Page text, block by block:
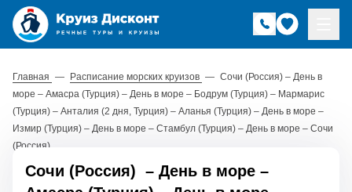
Главная — Расписание морских круизов — Сочи (Россия) – День в
море – Амасра (Турция) – День в море – Бодрум (Турция) – Мармарис
(Турция) – Анталия (2 дня, Турция) – Аланья (Турция) – День в море –
Измир (Турция) – День в море – Стамбул (Турция) – День в море – Сочи
(Россия)
Сочи (Россия) – День в море –